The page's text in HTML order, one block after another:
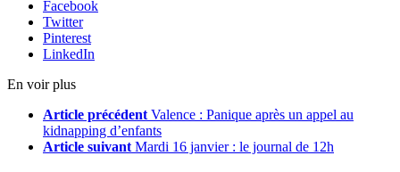
Facebook
Twitter
Pinterest
LinkedIn
En voir plus
Article précédent Valence : Panique après un appel au
kidnapping d’enfants
Article suivant Mardi 16 janvier : le journal de 12h